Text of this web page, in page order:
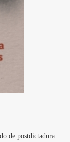
de postdictadura